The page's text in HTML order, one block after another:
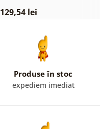
129,54 lei
Produse în stoc
expediem imediat